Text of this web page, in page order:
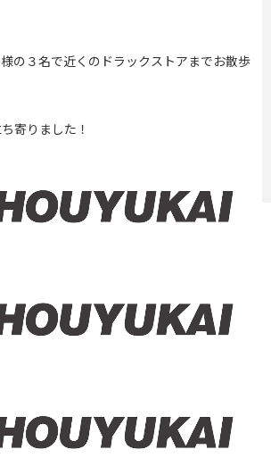
の３名で近くのドラックストアまでお散歩
寄りました！